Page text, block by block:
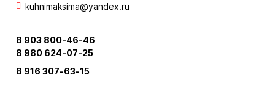
kuhnimaksima@yandex.ru
8 903 800-46-46
8 980 624-07-25
8 916 307-63-15